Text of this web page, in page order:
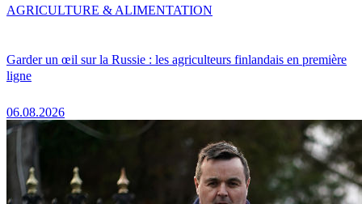
Garder un œil sur la Russie : les agriculteurs finlandais en première
ligne
06.08.2026
AGRICULTURE & ALIMENTATION